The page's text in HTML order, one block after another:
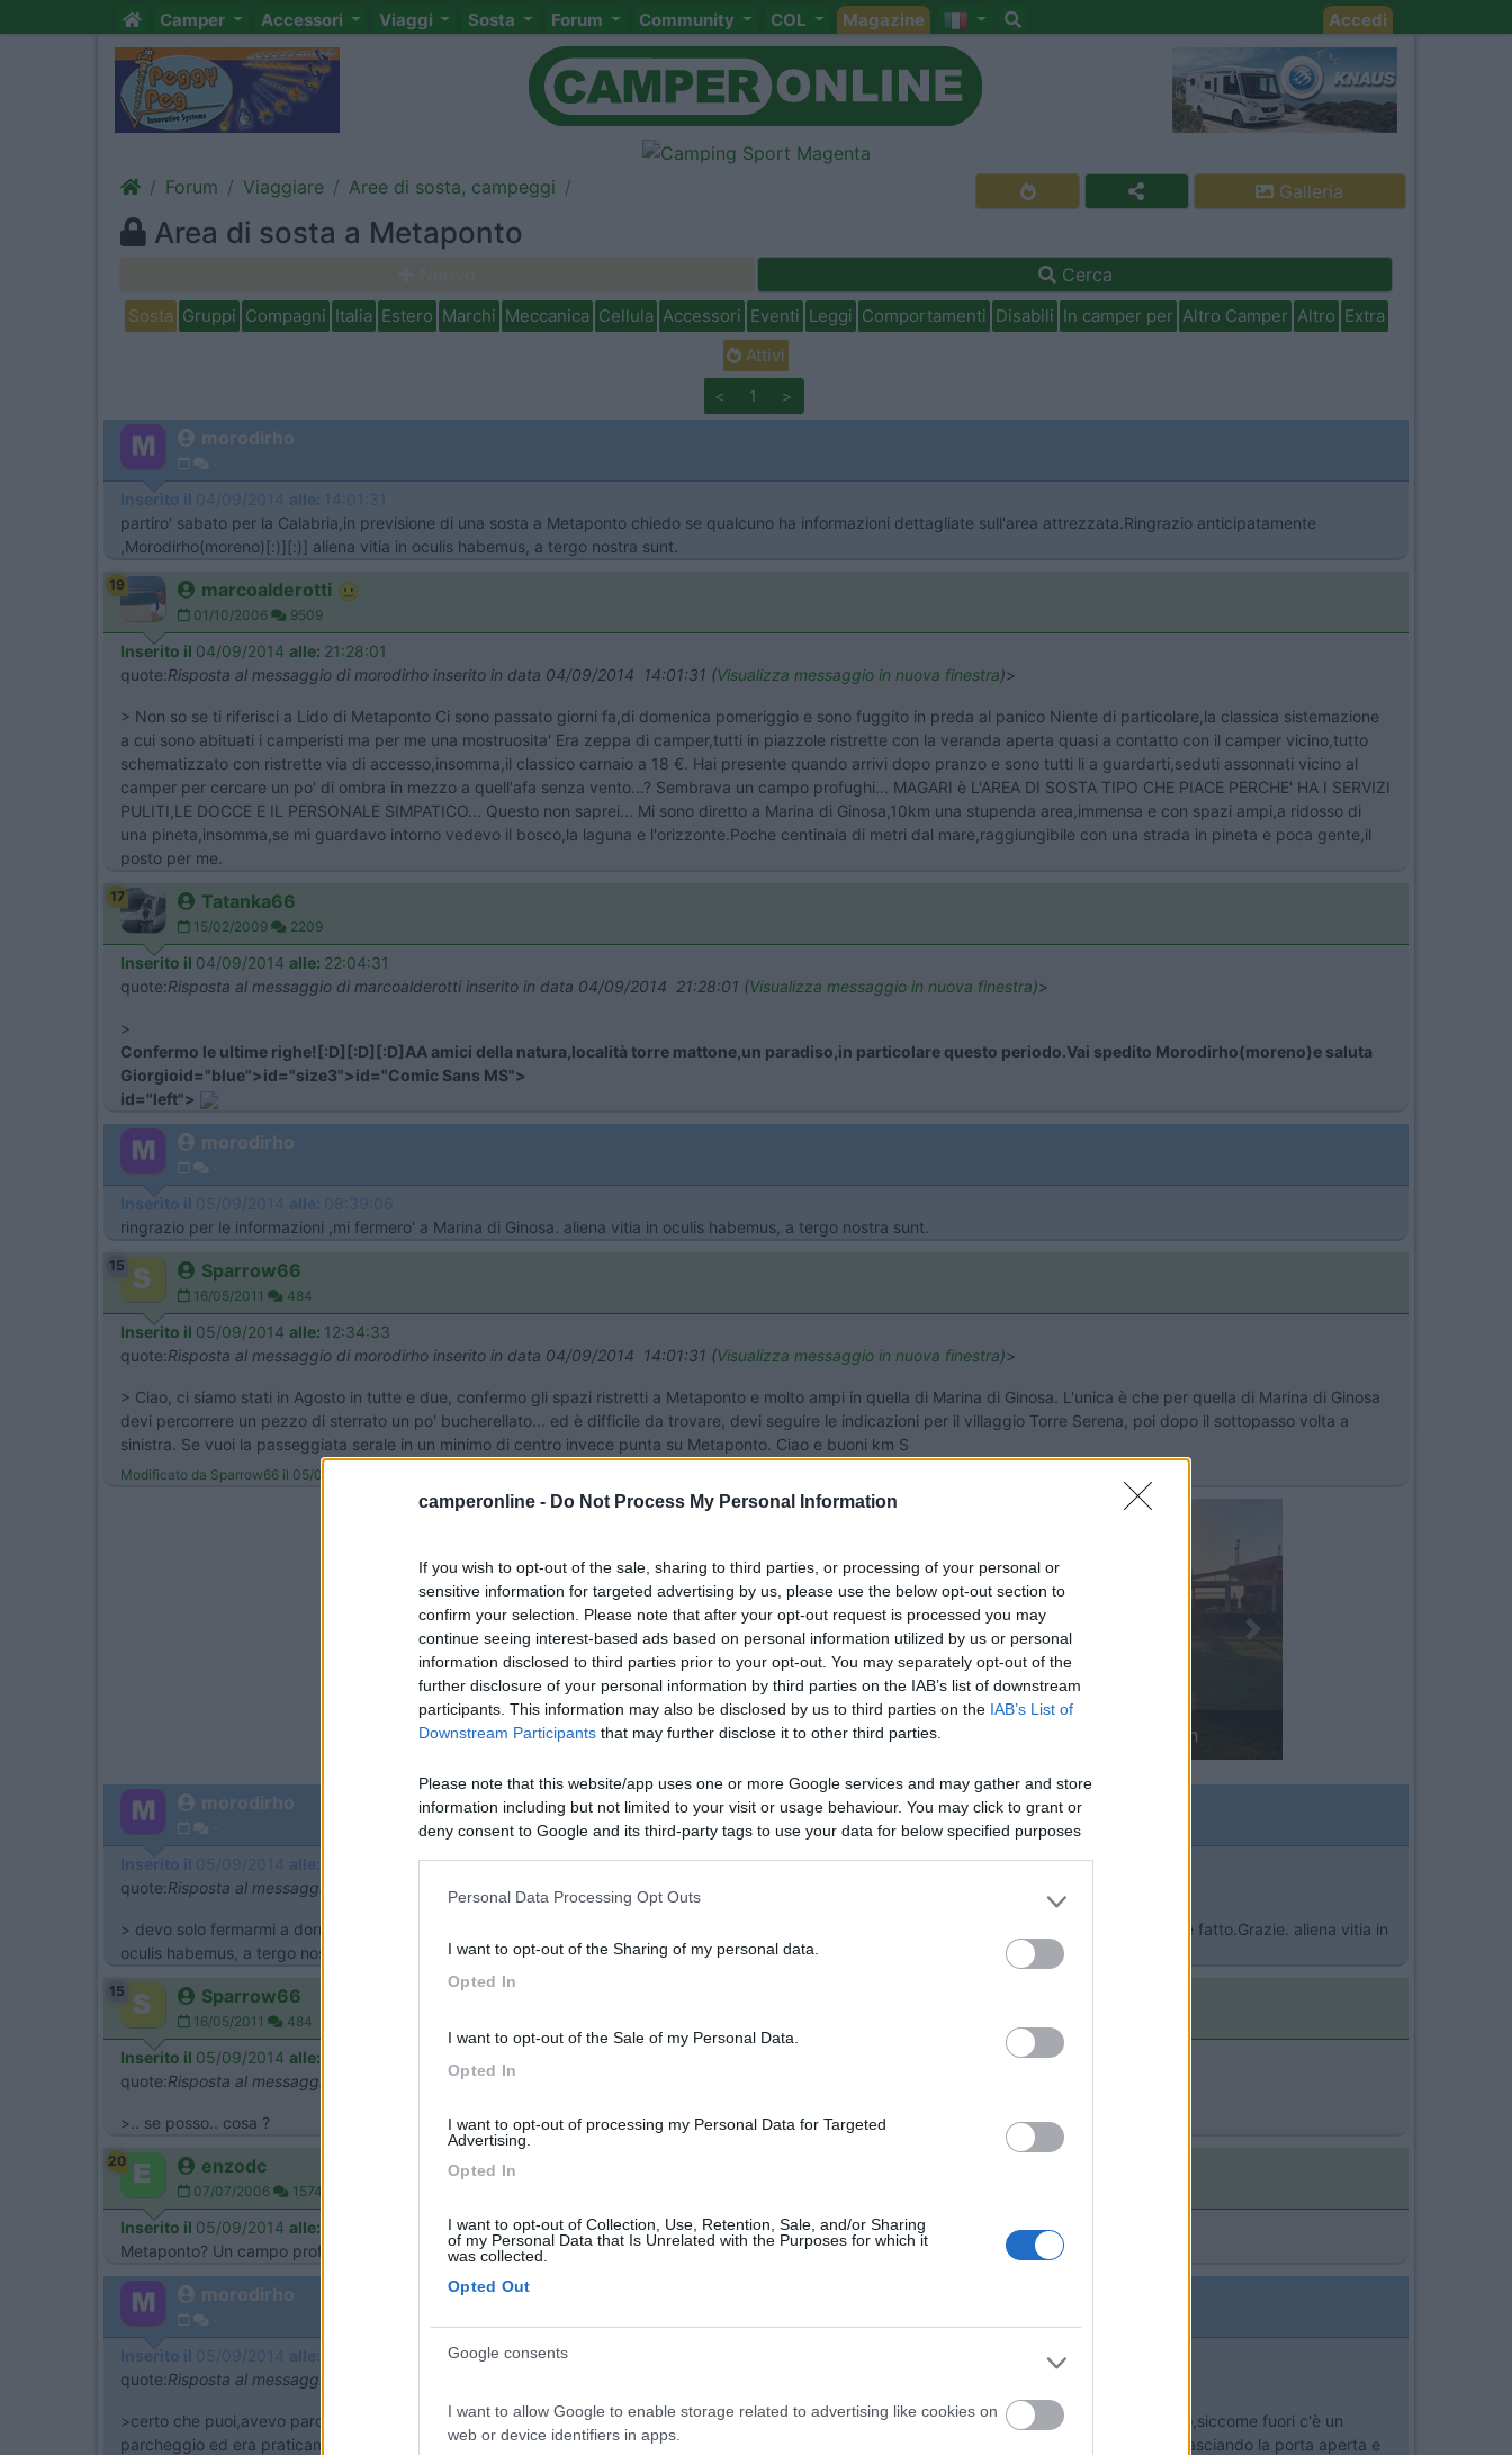
camperonline - Do Not Process My Personal Information
If you wish to opt-out of the sale, sharing to third parties, or processing of your personal or
sensitive information for targeted advertising by us, please use the below opt-out section to
confirm your selection. Please note that after your opt-out request is processed you may
continue seeing interest-based ads based on personal information utilized by us or personal
information disclosed to third parties prior to your opt-out. You may separately opt-out of the
further disclosure of your personal information by third parties on the IAB’s list of downstream
participants. This information may also be disclosed by us to third parties on the IAB’s List of
Downstream Participants that may further disclose it to other third parties.
Please note that this website/app uses one or more Google services and may gather and store
information including but not limited to your visit or usage behaviour. You may click to grant or
deny consent to Google and its third-party tags to use your data for below specified purposes
Personal Data Processing Opt Outs
I want to opt-out of the Sharing of my personal data.
Opted In
I want to opt-out of the Sale of my Personal Data.
Opted In
I want to opt-out of processing my Personal Data for Targeted
Advertising.
Opted In
I want to opt-out of Collection, Use, Retention, Sale, and/or Sharing
of my Personal Data that Is Unrelated with the Purposes for which it
was collected.
Opted Out
Google consents
I want to allow Google to enable storage related to advertising like cookies on
web or device identifiers in apps.
Camper Accessori Viaggi Sosta Forum Community COL Magazine Accedi
Forum Viaggiare Aree di sosta, campeggi Galleria
Area di sosta a Metaponto
Cerca
Sosta Gruppi Compagni Italia Estero Marchi Meccanica Cellula Accessori Eventi Leggi Comportamenti Disabili In camper per Altro Camper Altro Extra
Attivi
< 1 >
morodirho
Inserito il 04/09/2014 alle: 14:01:31
partiro' sabato per la Calabria,in previsione di una sosta a Metaponto chiedo se qualcuno ha informazioni dettagliate sull'area attrezzata.Ringrazio anticipatamente
,Morodirho(moreno)[:)][:)] aliena vitia in oculis habemus, a tergo nostra sunt.
19 marcoalderotti
01/10/2006 9509
Inserito il 04/09/2014 alle: 21:28:01
quote:Risposta al messaggio di morodirho inserito in data 04/09/2014 14:01:31 (Visualizza messaggio in nuova finestra)>
> Non so se ti riferisci a Lido di Metaponto Ci sono passato giorni fa,di domenica pomeriggio e sono fuggito in preda al panico Niente di particolare,la classica sistemazione
a cui sono abituati i camperisti ma per me una mostruosita' Era zeppa di camper,tutti in piazzole ristrette con la veranda aperta quasi a contatto con il camper vicino,tutto
schematizzato con ristrette via di accesso,insomma,il classico carnaio a 18 €. Hai presente quando arrivi dopo pranzo e sono tutti li a guardarti,seduti assonnati vicino al
camper per cercare un po' di ombra in mezzo a quell'afa senza vento...? Sembrava un campo profughi... MAGARI è L'AREA DI SOSTA TIPO CHE PIACE PERCHE' HA I SERVIZI
PULITI,LE DOCCE E IL PERSONALE SIMPATICO... Questo non saprei... Mi sono diretto a Marina di Ginosa,10km una stupenda area,immensa e con spazi ampi,a ridosso di
una pineta,insomma,se mi guardavo intorno vedevo il bosco,la laguna e l'orizzonte.Poche centinaia di metri dal mare,raggiungibile con una strada in pineta e poca gente,il
posto per me.
17 Tatanka66
15/02/2009 2209
Inserito il 04/09/2014 alle: 22:04:31
quote:Risposta al messaggio di marcoalderotti inserito in data 04/09/2014 21:28:01 (Visualizza messaggio in nuova finestra)>
>
Confermo le ultime righe![:D][:D][:D]AA amici della natura,località torre mattone,un paradiso,in particolare questo periodo.Vai spedito Morodirho(moreno)e saluta
Giorgioid="blue">id="size3">id="Comic Sans MS">
id="left">
morodirho
Inserito il 05/09/2014 alle: 08:39:06
ringrazio per le informazioni ,mi fermero' a Marina di Ginosa. aliena vitia in oculis habemus, a tergo nostra sunt.
15 Sparrow66
16/05/2011 484
Inserito il 05/09/2014 alle: 12:34:33
quote:Risposta al messaggio di morodirho inserito in data 04/09/2014 14:01:31 (Visualizza messaggio in nuova finestra)>
> Ciao, ci siamo stati in Agosto in tutte e due, confermo gli spazi ristretti a Metaponto e molto ampi in quella di Marina di Ginosa. L'unica è che per quella di Marina di Ginosa
devi percorrere un pezzo di sterrato un po' bucherellato... ed è difficile da trovare, devi seguire le indicazioni per il villaggio Torre Serena, poi dopo il sottopasso volta a
sinistra. Se vuoi la passeggiata serale in un minimo di centro invece punta su Metaponto. Ciao e buoni km S
Modificato da Sparrow66 il 05/09/2014 alle 12:37:58
Agricampeggio la Biososta
Previous Next
morodirho
Inserito il 05/09/2014 alle:
quote:Risposta al messaggio di Sparrow66 inserito in data 05/09/2014 12:34:33 (
> devo solo fermarmi a dormire per una notte,visto che ,dopo la disavventura capitatami,non me la sento di fermarmi in libera,cosa che ho sempre fatto.Grazie. aliena vitia in
oculis habemus, a tergo nostra sunt.
15 Sparrow66
16/05/2011 484
Inserito il 05/09/2014 alle:
quote:Risposta al messaggio di morodirho inserito in data 05/09/2014 14:08:06 (
>.. se posso.. cosa ?
20 enzodc
07/07/2006 1574
Inserito il 05/09/2014 alle:
Metaponto? Un campo profughi Onu. Addirittura gente con impianti stereo e musica a palla! Per i gestori è perchè c'è vita!
morodirho
Inserito il 05/09/2014 alle:
quote:Risposta al messaggio di Sparrow66 inserito in data 05/09/2014 16:38:25 (
>certo che puoi,avevo parcheggiato il mezzo per andare in ospedale(pieno giorno,Milano ospedale Sacco) ,di solito lo porto in parcheggio interno,siccome fuori c'è un
parcheggio ed era praticamente vuoto mi sono fermato.Al ritorno ho trovato la gomma tagliata ,ho preso il crik per cambiarla,mia moglie è scesa lasciando la porta aperta e